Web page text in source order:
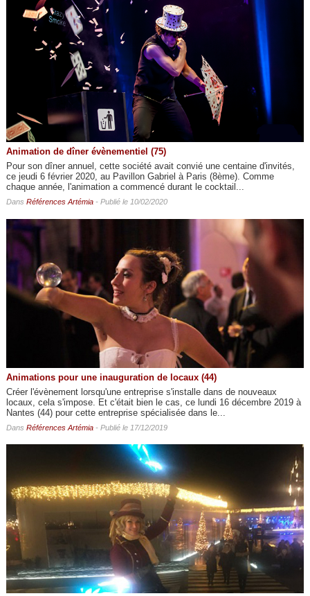
Animation de dîner évènementiel (75)
Pour son dîner annuel, cette société avait convié une centaine d'invités,
ce jeudi 6 février 2020, au Pavillon Gabriel à Paris (8ème). Comme
chaque année, l'animation a commencé durant le cocktail...
Dans Références Artémia- Publié le 10/02/2020
Animations pour une inauguration de locaux (44)
Créer l'évènement lorsqu'une entreprise s'installe dans de nouveaux
locaux, cela s'impose. Et c'était bien le cas, ce lundi 16 décembre 2019 à
Nantes (44) pour cette entreprise spécialisée dans le...
Dans Références Artémia- Publié le 17/12/2019